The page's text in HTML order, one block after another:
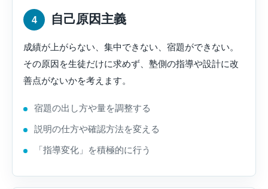
4 自己原因主義
成績が上がらない、集中できない、宿題ができない。
その原因を生徒だけに求めず、塾側の指導や設計に改
善点がないかを考えます。
宿題の出し方や量を調整する
説明の仕方や確認方法を変える
「指導変化」を積極的に行う